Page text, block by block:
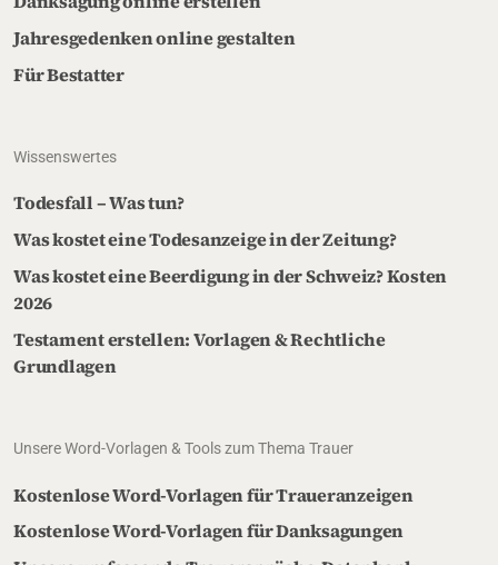
Jahresgedenken online gestalten
Für Bestatter
Wissenswertes
Todesfall – Was tun?
Was kostet eine Todesanzeige in der Zeitung?
Was kostet eine Beerdigung in der Schweiz? Kosten
2026
Testament erstellen: Vorlagen & Rechtliche
Grundlagen
Unsere Word-Vorlagen & Tools zum Thema Trauer
Kostenlose Word-Vorlagen für Traueranzeigen
Kostenlose Word-Vorlagen für Danksagungen